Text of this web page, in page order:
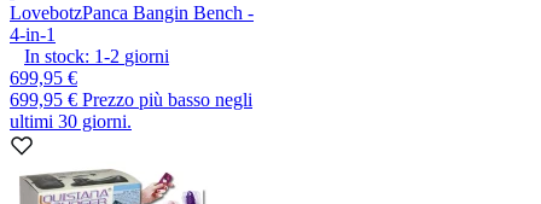
LovebotzPanca Bangin Bench -
4-in-1
In stock: 1-2 giorni
699,95 €
699,95 € Prezzo più basso negli
ultimi 30 giorni.